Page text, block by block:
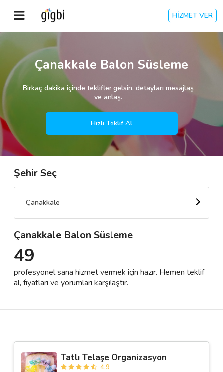
HİZMET VER
Anasayfa
Giriş Yap
Kategoriler
🎈 Biz Kimiz?
🌟 Müşteri Değerlendirmeleri
Destek
İletişim
Çanakkale Balon Süsleme
Birkaç dakika içinde teklifler gelsin, detayları mesajlaş
ve anlaş.
Hızlı Teklif Al
Şehir Seç
Çanakkale
Çanakkale Balon Süsleme
49
profesyonel sana hizmet vermek için hazır. Hemen teklif
al, fiyatları ve yorumları karşılaştır.
Tatlı Telaşe Organizasyon
4.9